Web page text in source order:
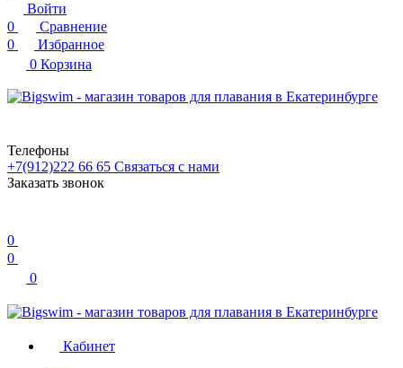
Войти
0
Сравнение
0
Избранное
0 Корзина
Телефоны
+7(912)222 66 65 Связаться с нами
Заказать звонок
0
0
0
Кабинет